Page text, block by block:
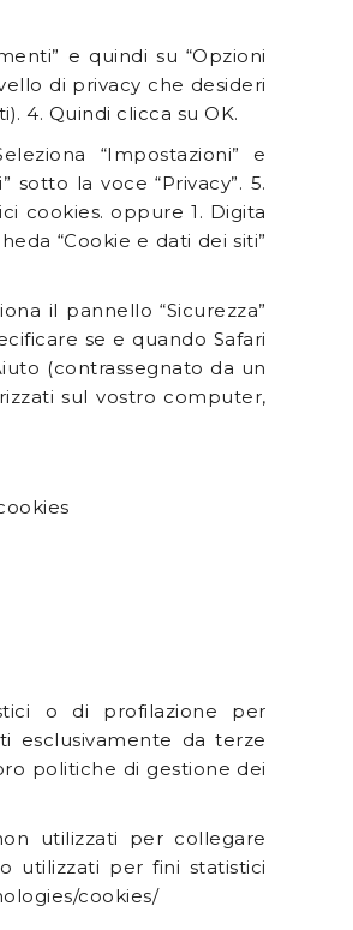
e quindi su “Opzioni
di privacy che desideri
4. Quindi clicca su OK.
“Impostazioni” e
sotto la voce “Privacy”. 5.
cookies. oppure 1. Digita
“Cookie e dati dei siti”
il pannello “Sicurezza”
se e quando Safari
(contrassegnato da un
sul vostro computer,
o di profilazione per
esclusivamente da terze
politiche di gestione dei
utilizzati per collegare
utilizzati per fini statistici
cookies/